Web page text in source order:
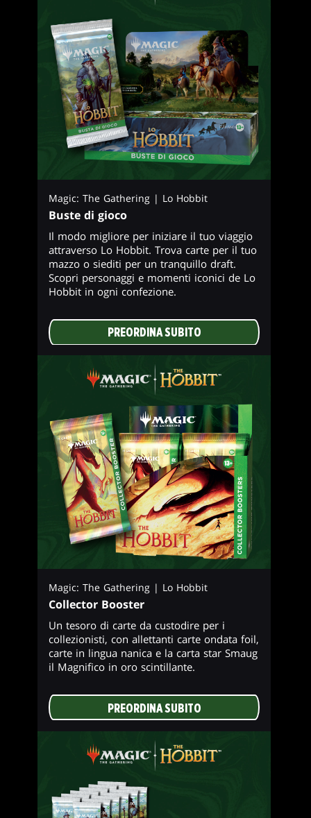
Magic: The Gathering | Lo Hobbit
Buste di gioco
Il modo migliore per iniziare il tuo viaggio
attraverso Lo Hobbit. Trova carte per il tuo
mazzo o siediti per un tranquillo draft.
Scopri personaggi e momenti iconici de Lo
Hobbit in ogni confezione.
PREORDINA SUBITO
Magic: The Gathering | Lo Hobbit
Collector Booster
Un tesoro di carte da custodire per i
collezionisti, con allettanti carte ondata foil,
carte in lingua nanica e la carta star Smaug
il Magnifico in oro scintillante.
PREORDINA SUBITO